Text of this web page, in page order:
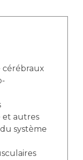
cérébraux
système